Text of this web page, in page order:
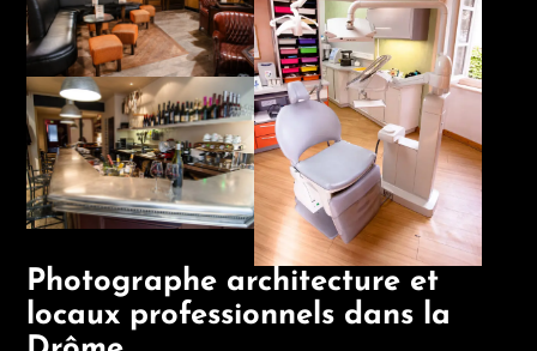
Photographe architecture et
locaux professionnels dans la